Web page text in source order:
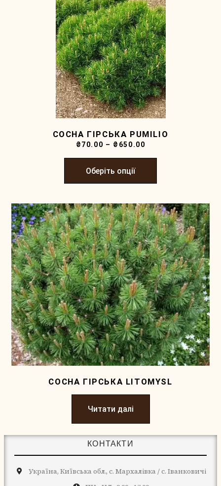
СОСНА ГІРСЬКА PUMILIO
₴70.00 – ₴ 650.00
Оберіть опції
СОСНА ГІРСЬКА LITOMYSL
Читати далі
КОНТАКТИ
Україна, Київська обл., с. Мархалівка / с. Іванковичі